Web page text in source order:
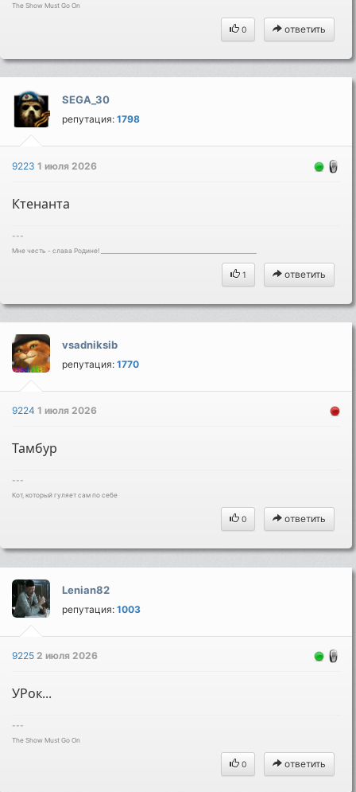
The Show Must Go On
0 ответить
SEGA_30
репутация:1798
92231 июля 2026
Ктенанта
---
Мне честь - слава Родине! _________________________________________________
1 ответить
vsadniksib
репутация:1770
92241 июля 2026
Тамбур
---
Кот, который гуляет сам по себе
0 ответить
Lenian82
репутация:1003
92252 июля 2026
УРок...
---
The Show Must Go On
0 ответить